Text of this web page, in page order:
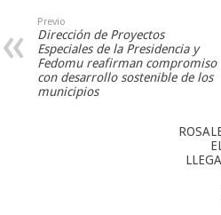
Previo
Dirección de Proyectos
Especiales de la Presidencia y
Fedomu reafirman compromiso
con desarrollo sostenible de los
municipios